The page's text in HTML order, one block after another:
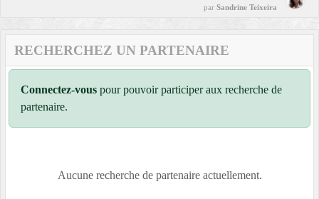
par Sandrine Teixeira
RECHERCHEZ UN PARTENAIRE
Connectez-vous pour pouvoir participer aux recherche de
partenaire.
Aucune recherche de partenaire actuellement.